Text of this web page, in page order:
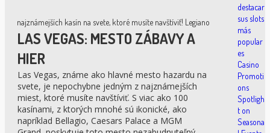
najznámejších kasín na svete, ktoré musíte navštíviť! Legiano
LAS VEGAS: MESTO ZÁBAVY A
HIER
Las Vegas, známe ako hlavné mesto hazardu na
svete, je nepochybne jedným z najznámejších
miest, ktoré musíte navštíviť. S viac ako 100
kasínami, z ktorých mnohé sú ikonické, ako
napríklad Bellagio, Caesars Palace a MGM
destacar
sus slots
más
popular
es
Casino
Promoti
ons
Spotligh
t on
Seasona